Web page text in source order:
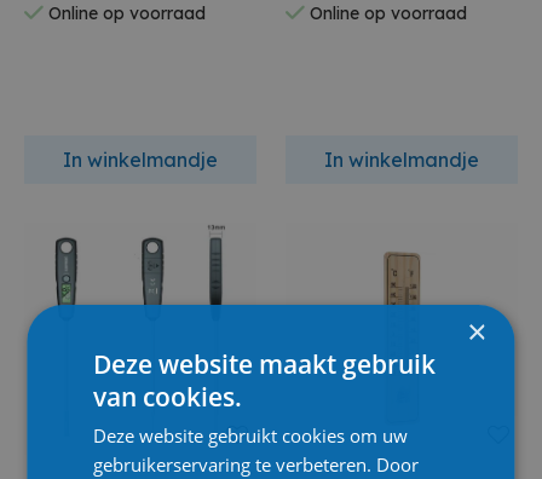
Online op voorraad
In winkelmandje
Online op voorraad
In winkelmandje
×
Deze website maakt gebruik
van cookies.
Deze website gebruikt cookies om uw
gebruikerservaring te verbeteren. Door